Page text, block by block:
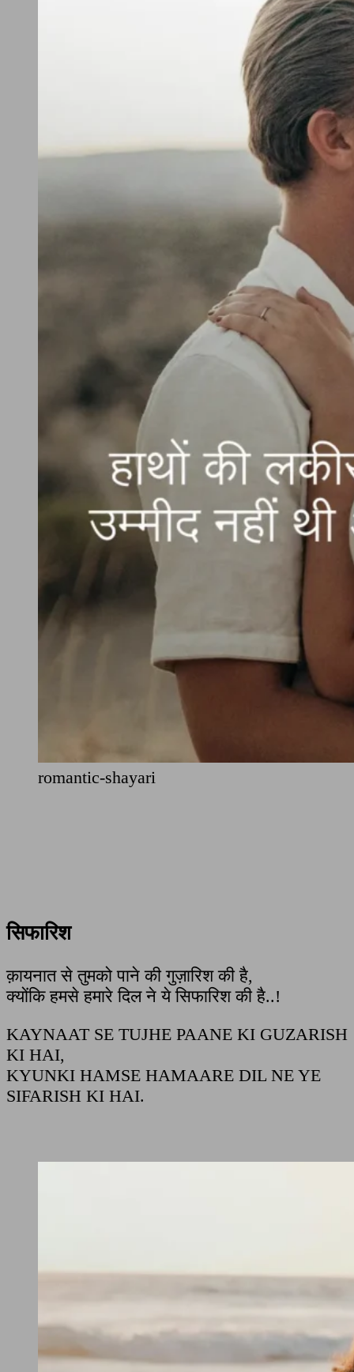
romantic-shayari
सिफारिश
क़ायनात से तुमको पाने की गुज़ारिश की है,
क्योंकि हमसे हमारे दिल ने ये सिफारिश की है..!
KAYNAAT SE TUJHE PAANE KI GUZARISH
KI HAI,
KYUNKI HAMSE HAMAARE DIL NE YE
SIFARISH KI HAI.